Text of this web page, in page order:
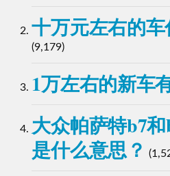
十万元左右的
(9,179)
1万左右的新车
大众帕萨特b7
是什么意思？